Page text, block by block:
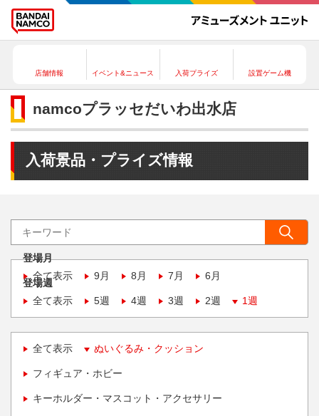
店舗情報 イベント&ニュース 入荷プライズ 設置ゲーム機
namcoプラッセだいわ出水店
入荷景品・プライズ情報
登場月
全て表示
9月 8月 7月 6月
登場週
全て表示
5週 4週 3週 2週 1週
全て表示 ぬいぐるみ・クッション
フィギュア・ホビー
キーホルダー・マスコット・アクセサリー